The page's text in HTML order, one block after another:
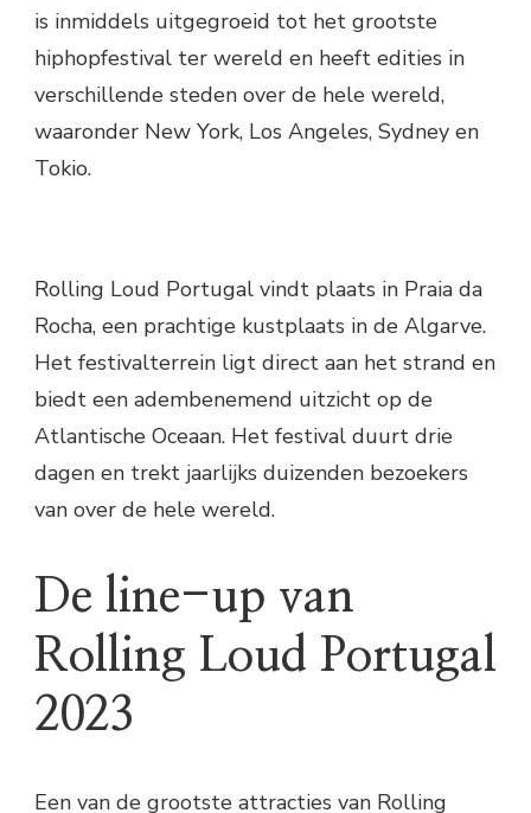
is inmiddels uitgegroeid tot het grootste
hiphopfestival ter wereld en heeft edities in
verschillende steden over de hele wereld,
waaronder New York, Los Angeles, Sydney en
Tokio.
Rolling Loud Portugal vindt plaats in Praia da
Rocha, een prachtige kustplaats in de Algarve.
Het festivalterrein ligt direct aan het strand en
biedt een adembenemend uitzicht op de
Atlantische Oceaan. Het festival duurt drie
dagen en trekt jaarlijks duizenden bezoekers
van over de hele wereld.
De line-up van
Rolling Loud Portugal
2023
Een van de grootste attracties van Rolling